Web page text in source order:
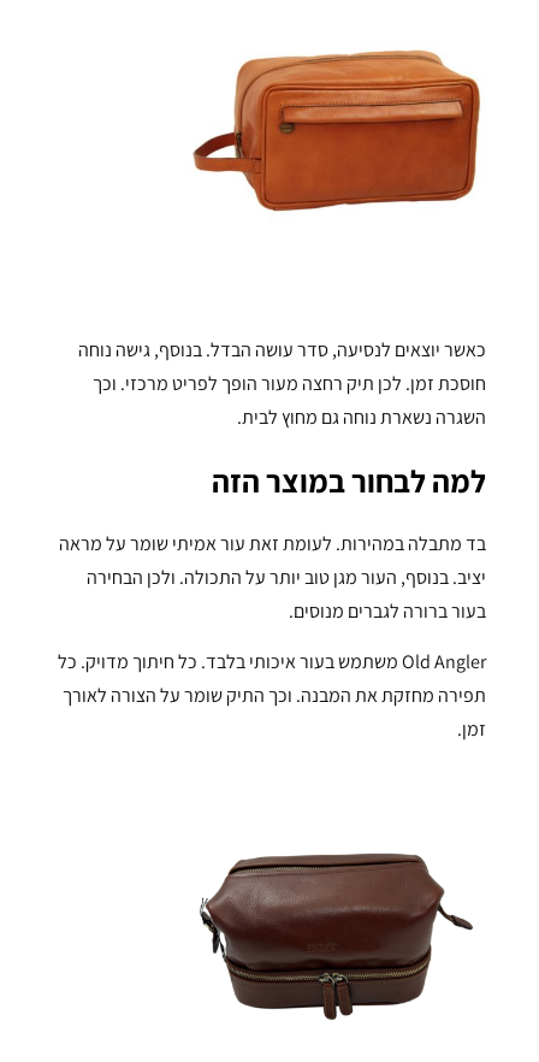
כאשר יוצאים לנסיעה, סדר עושה הבדל. בנוסף, גישה נוחה
חוסכת זמן. לכן תיק רחצה מעור הופך לפריט מרכזי. וכך
השגרה נשארת נוחה גם מחוץ לבית.
למה לבחור במוצר הזה
בד מתבלה במהירות. לעומת זאת עור אמיתי שומר על מראה
יציב. בנוסף, העור מגן טוב יותר על התכולה. ולכן הבחירה
בעור ברורה לגברים מנוסים.
Old Angler משתמש בעור איכותי בלבד. כל חיתוך מדויק. כל
תפירה מחזקת את המבנה. וכך התיק שומר על הצורה לאורך
זמן.